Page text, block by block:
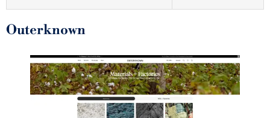
Outerknown